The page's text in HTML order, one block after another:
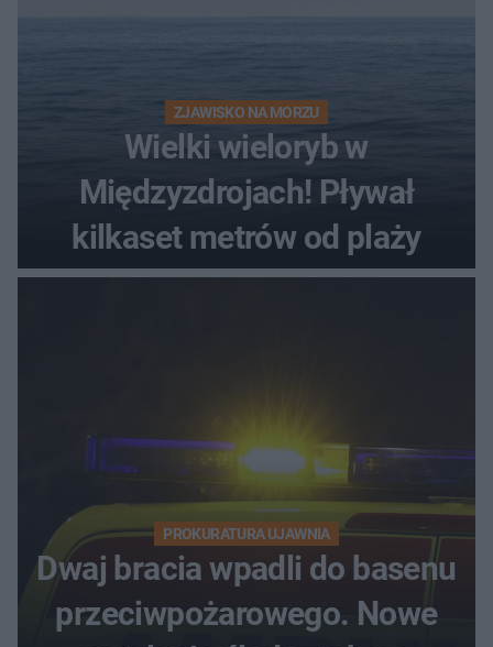
ZJAWISKO NA MORZU
Wielki wieloryb w
Międzyzdrojach! Pływał
kilkaset metrów od plaży
PROKURATURA UJAWNIA
Dwaj bracia wpadli do basenu
przeciwpożarowego. Nowe